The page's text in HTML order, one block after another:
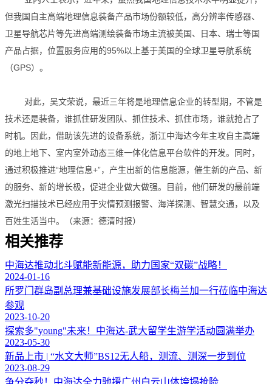
但我国自主高端地理信息装备产品市场份额较低，高分辨率传感器、
卫星导航芯片等先进高端测绘装备市场主流被美国、日本、瑞士等国
产品占据，位置服务应用的95%以上基于美国的全球卫星导航系统
（GPS）。
对此，吴文荣说，最近三年将是地理信息企业的转型期，不管是
技术还是装备，谁抓住研发团队、抓住技术、抓住市场，谁就抢占了
时机。因此，借助该先进的设备系统，浙江中海达今年主攻自主高端
的地上地下、室内室外动态三维一体化信息平台软件的开发。同时，
通过积极推进“地理信息+”，产生出新的信息能源，催生新的产品、新
的服务、新的增长极，促进企业做大做强。目前，他们研发的最前端
激光扫描技术已经应用于灾情预测报警、海洋探测、智慧交通，以及
百姓生活当中。（来源：德清时报）
相关推荐
中海达推动北斗赋能新能源，助力国家“双碳”战略！
2024-01-16
所罗门群岛副总理兼基础设施发展部长梅兰加一行莅临中海达
参观
2023-10-20
探索多"young"未来！中海达-武大留学生游学活动圆满举办
2023-05-30
新品上市 | “水文大师”BS12无人船，测流、测深一步到位
2023-08-29